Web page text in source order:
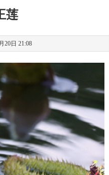
莲
日 21:08